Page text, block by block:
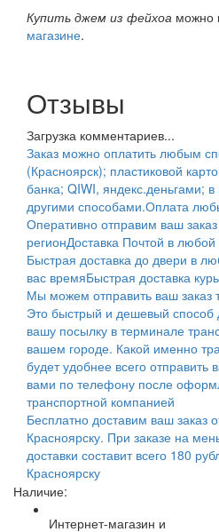
Купить джем из фейхоа можно
магазине.
Отзывы
Загрузка комментариев...
Заказ можно оплатить любым
(Красноярск); пластиковой
банка; QIWI, яндекс.деньгами;
другими способами.Оплата
Оперативно отправим ваш
регионДоставка Почтой в любой
Быстрая доставка до двери в
вас времяБыстрая доставка
Мы можем отправить ваш заказ
Это быстрый и дешевый способ
вашу посылку в терминале
вашем городе. Какой именно
будет удобнее всего отправить
вами по телефону после
транспортной компанией
Бесплатно доставим ваш заказ
Красноярску. При заказе на
доставки составит всего 180
Красноярску
Наличие:
Интернет-магазин и